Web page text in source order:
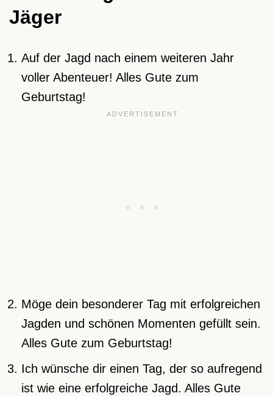
Jäger
Auf der Jagd nach einem weiteren Jahr
voller Abenteuer! Alles Gute zum
Geburtstag!
Möge dein besonderer Tag mit erfolgreichen
Jagden und schönen Momenten gefüllt sein.
Alles Gute zum Geburtstag!
Ich wünsche dir einen Tag, der so aufregend
ist wie eine erfolgreiche Jagd. Alles Gute